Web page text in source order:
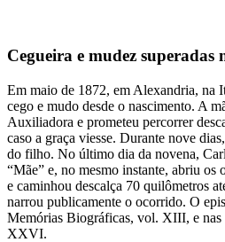
Cegueira e mudez superadas
Em maio de 1872, em Alexandria, na
cego e mudo desde o nascimento. A
Auxiliadora e prometeu percorrer
caso a graça viesse. Durante nove
do filho. No último dia da novena,
“Mãe” e, no mesmo instante, abriu
e caminhou descalça 70 quilômetros
narrou publicamente o ocorrido. O
Memórias Biográficas, vol. XIII, e nas
XXVI.